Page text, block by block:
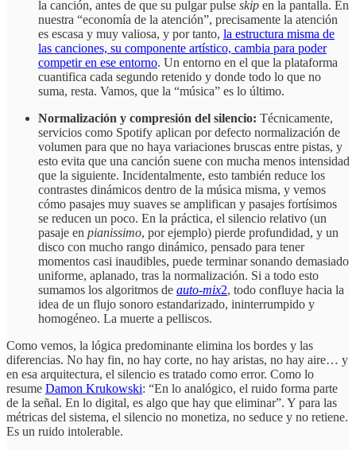
la canción, antes de que su pulgar pulse skip en la pantalla. En
nuestra “economía de la atención”, precisamente la atención
es escasa y muy valiosa, y por tanto, la estructura misma de
las canciones, su componente artístico, cambia para poder
competir en ese entorno. Un entorno en el que la plataforma
cuantifica cada segundo retenido y donde todo lo que no
suma, resta. Vamos, que la “música” es lo último.
Normalización y compresión del silencio: Técnicamente,
servicios como Spotify aplican por defecto normalización de
volumen para que no haya variaciones bruscas entre pistas, y
esto evita que una canción suene con mucha menos intensidad
que la siguiente. Incidentalmente, esto también reduce los
contrastes dinámicos dentro de la música misma, y vemos
cómo pasajes muy suaves se amplifican y pasajes fortísimos
se reducen un poco. En la práctica, el silencio relativo (un
pasaje en pianissimo, por ejemplo) pierde profundidad, y un
disco con mucho rango dinámico, pensado para tener
momentos casi inaudibles, puede terminar sonando demasiado
uniforme, aplanado, tras la normalización. Si a todo esto
sumamos los algoritmos de auto-mix2, todo confluye hacia la
idea de un flujo sonoro estandarizado, ininterrumpido y
homogéneo. La muerte a pelliscos.
Como vemos, la lógica predominante elimina los bordes y las
diferencias. No hay fin, no hay corte, no hay aristas, no hay aire… y
en esa arquitectura, el silencio es tratado como error. Como lo
resume Damon Krukowski: “En lo analógico, el ruido forma parte
de la señal. En lo digital, es algo que hay que eliminar”. Y para las
métricas del sistema, el silencio no monetiza, no seduce y no retiene.
Es un ruido intolerable.